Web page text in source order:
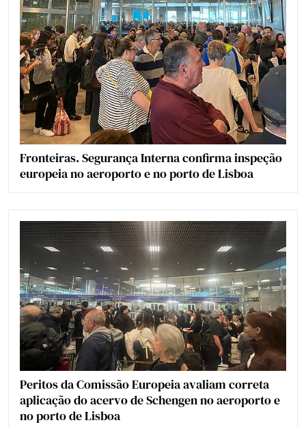
Fronteiras. Segurança Interna confirma inspeção
europeia no aeroporto e no porto de Lisboa
Peritos da Comissão Europeia avaliam correta
aplicação do acervo de Schengen no aeroporto e
no porto de Lisboa